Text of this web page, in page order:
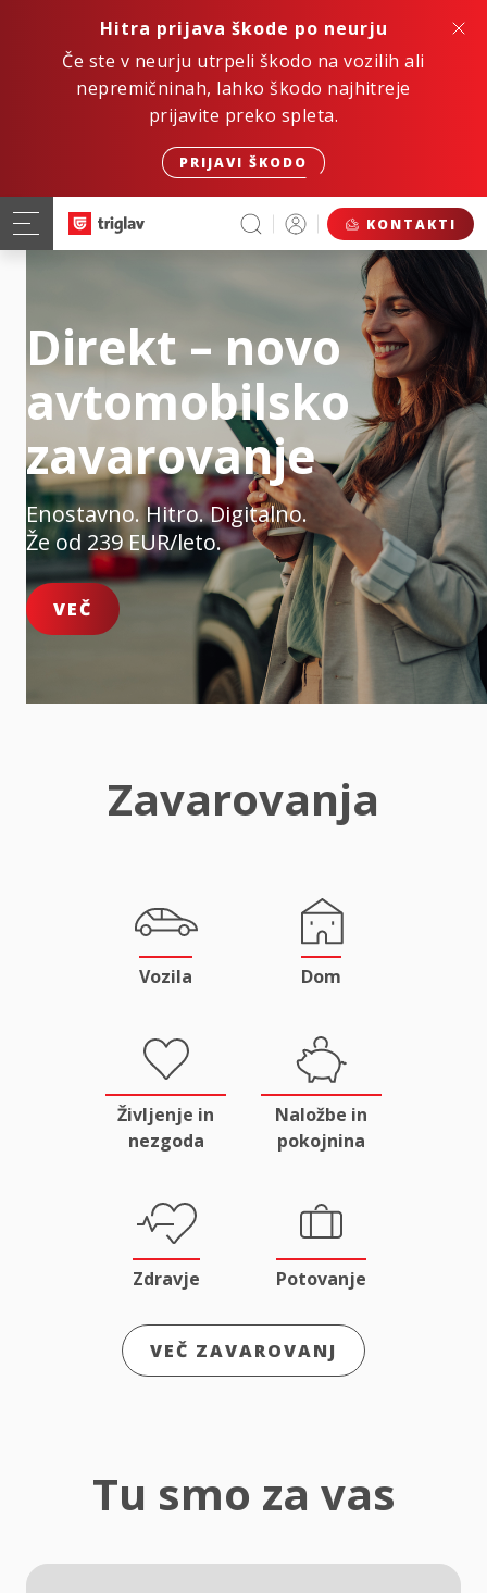
Hitra prijava škode po neurju
Če ste v neurju utrpeli škodo na vozilih ali
nepremičninah, lahko škodo najhitreje
prijavite preko spleta.
PRIJAVI ŠKODO
KONTAKTI
Direkt – novo
avtomobilsko
zavarovanje
Enostavno. Hitro. Digitalno.
Že od 239 EUR/leto.
VEČ
Zavarovanja
Vozila Dom
Življenje in
nezgoda
Naložbe in
pokojnina
Zdravje Potovanje
VEČ ZAVAROVANJ
Tu smo za vas